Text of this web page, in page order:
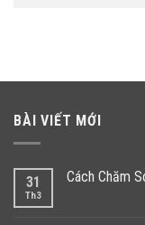
BÀI VIẾT MỚI
31
Th3
Cách Chăm